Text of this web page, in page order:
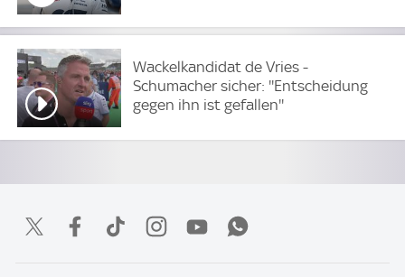
Wackelkandidat de Vries -
Schumacher sicher: ''Entscheidung
gegen ihn ist gefallen''